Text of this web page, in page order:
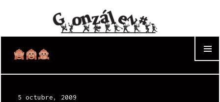
Posted
5 octubre, 2009